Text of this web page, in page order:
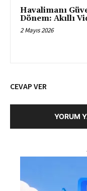
Havalimanı
Dönem: Akıllı
2 Mayıs 2026
CEVAP VER
YORUM